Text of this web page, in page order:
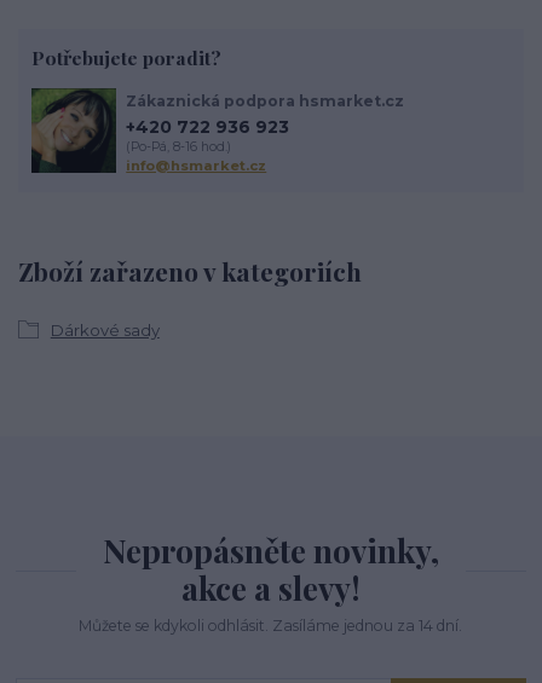
Zboží zařazeno v kategoriích
Dárkové sady
Potřebujete poradit?
Zákaznická podpora hsmarket.cz
+420 722 936 923
(Po-Pá, 8-16 hod.)
info@hsmarket.cz
Nepropásněte novinky,
akce a slevy!
Můžete se kdykoli odhlásit. Zasíláme jednou za 14 dní.